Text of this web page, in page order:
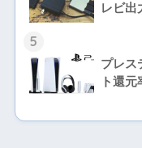
レビ出
5
プレス
ト還